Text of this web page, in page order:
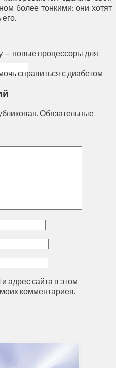
более тонкими: они хотят
— новые процессоры для
справиться с диабетом
Обязательные
адрес сайта в этом
комментариев.